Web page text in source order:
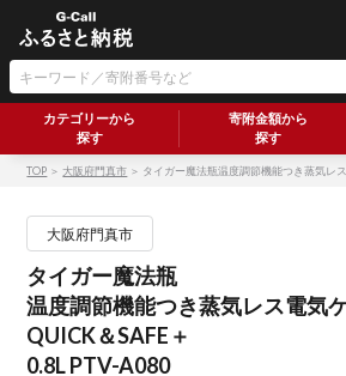
カテゴリーから
探す
寄附金額から
探す
TOP ＞大阪府門真市 ＞ タイガー魔法瓶温度調節機能つき蒸気レ
大阪府門真市
タイガー魔法瓶
温度調節機能つき蒸気レス電気
QUICK＆SAFE＋
0.8L PTV-A080